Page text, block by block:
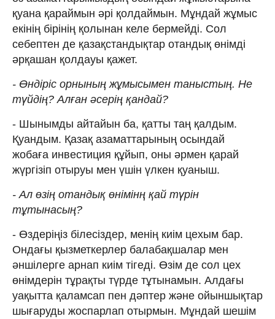
қуана қараймын әрі қолдаймын. Мұндай жұмыс
екінің бірінің қолынан келе бермейді. Сол
себептен де қазақстандықтар отандық өнімді
әрқашан қолдауы қажет.
- Өндіріс орнының жұмысымен таныстың. Не
түйдің? Алған әсерің қандай?
- Шынымды айтайын ба, қатты таң қалдым.
Қуандым. Қазақ азаматтарының осындай
жобаға инвестиция құйып, оны әрмен қарай
жүргізіп отыруы мен үшін үлкен қуаныш.
- Ал өзің отандық өнімінң қай түрін
тұтынасың?
- Өздеріңіз білесіздер, менің киім цехым бар.
Ондағы қызметкерлер балабақшалар мен
әншілерге арнап киім тігеді. Өзім де сол цех
өнімдерін тұрақты түрде тұтынамын. Алдағы
уақытта қаламсап пен дәптер және ойыншықтар
шығаруды жоспарлап отырмын. Мұндай шешім